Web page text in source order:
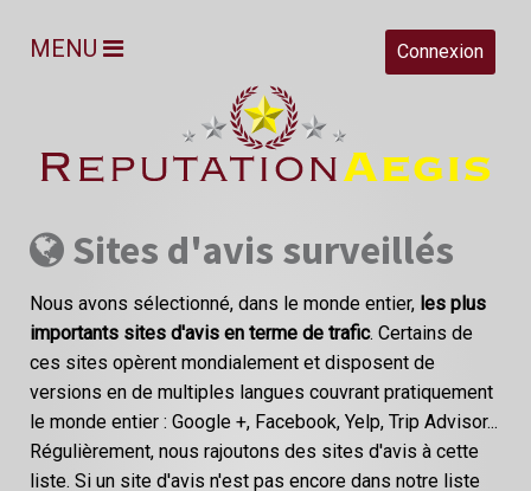
Connexion
MENU
Sites d'avis surveillés
Nous avons sélectionné, dans le monde entier, les plus
importants sites d'avis en terme de trafic. Certains de
ces sites opèrent mondialement et disposent de
versions en de multiples langues couvrant pratiquement
le monde entier : Google +, Facebook, Yelp, Trip Advisor...
Régulièrement, nous rajoutons des sites d'avis à cette
liste. Si un site d'avis n'est pas encore dans notre liste